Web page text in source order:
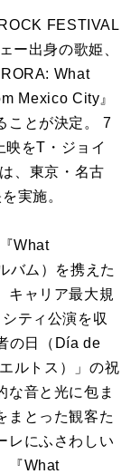
FESTIVAL
ー出身の歌姫、
What
Mexico City』
ことが決定。 7
映をT・ジョイ
、東京・名古
実施。
What
バム）を携えた
キャリア最大規
ティ公演を収
の日（Día de
ルトス）」の祝
な音と光に包ま
まとった観客た
レにふさわしい
『What